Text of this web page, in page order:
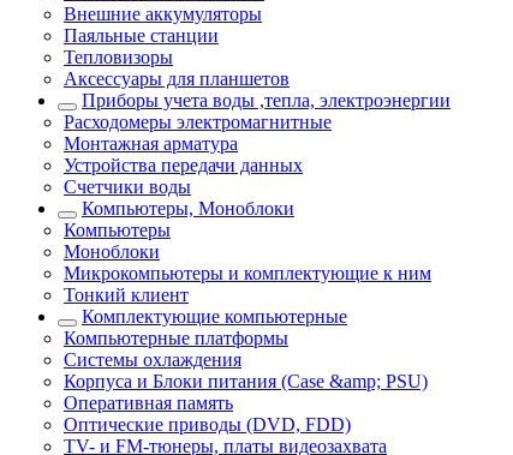
Внешние аккумуляторы
Паяльные станции
Тепловизоры
Аксессуары для планшетов
Приборы учета воды ,тепла, электроэнергии
Расходомеры электромагнитные
Монтажная арматура
Устройства передачи данных
Счетчики воды
Компьютеры, Моноблоки
Компьютеры
Моноблоки
Микрокомпьютеры и комплектующие к ним
Тонкий клиент
Комплектующие компьютерные
Компьютерные платформы
Системы охлаждения
Корпуса и Блоки питания (Case &amp; PSU)
Оперативная память
Оптические приводы (DVD, FDD)
ТV- и FM-тюнеры, платы видеозахвата